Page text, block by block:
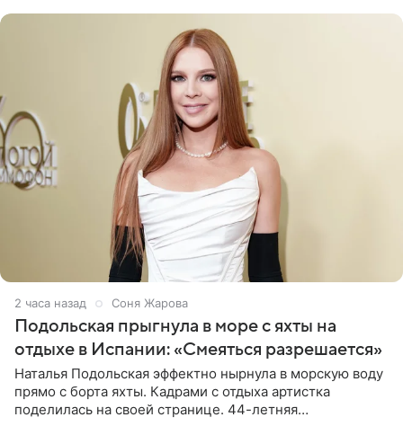
2 часа назад Соня Жарова
Подольская прыгнула в море с яхты на
отдыхе в Испании: «Смеяться разрешается»
Наталья Подольская эффектно нырнула в морскую воду
прямо с борта яхты. Кадрами с отдыха артистка
поделилась на своей странице. 44-летняя